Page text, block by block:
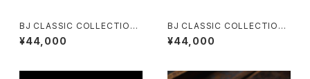
BJ CLASSIC COLLECTION
COM-545NT BJクラシック 51
サイズ 53サイズ
¥44,000
BJ CLASSIC COLLECTION
COM-510NNT BJクラシック
50
¥44,000